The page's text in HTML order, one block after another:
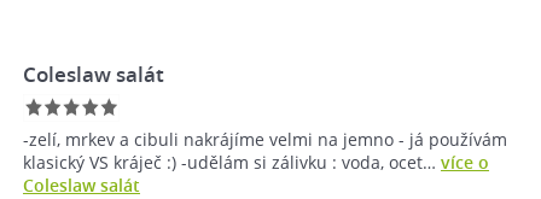
Coleslaw salát
-zelí, mrkev a cibuli nakrájíme velmi na jemno - já používám
klasický VS kráječ :) -udělám si zálivku : voda, ocet… více o
Coleslaw salát